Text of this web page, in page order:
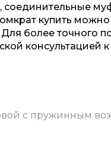
соединительные
купить
более точного
консультацией
с пружинным